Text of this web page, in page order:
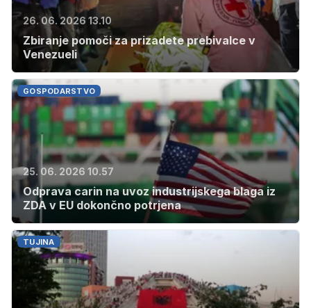
26. 06. 2026 13.10
Zbiranje pomoči za prizadete prebivalce v
Venezueli
GOSPODARSTVO
25. 06. 2026 10.57
Odprava carin na uvoz industrijskega blaga iz
ZDA v EU dokončno potrjena
TUJINA